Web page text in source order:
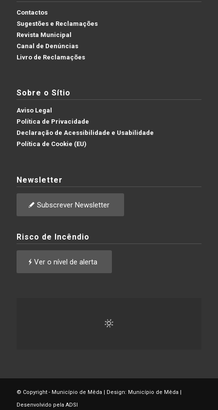
Contactos
Sugestões e Reclamações
Revista Municipal
Canal de Denúncias
Livro de Reclamações
Sobre o Sítio
Aviso Legal
Política de Privacidade
Declaração de Acessibilidade e Usabilidade
Política de Cookie (EU)
Newsletter
Subscrever Newsletter
Risco de Incêndio
Ver o nível de alerta
© Copyright - Município de Mêda | Design: Município de Mêda |
Desenvolvido pela ADSI